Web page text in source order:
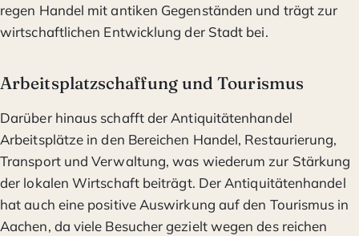
regen Handel mit antiken Gegenständen und trägt zur
wirtschaftlichen Entwicklung der Stadt bei.
Arbeitsplatzschaffung und Tourismus
Darüber hinaus schafft der Antiquitätenhandel
Arbeitsplätze in den Bereichen Handel, Restaurierung,
Transport und Verwaltung, was wiederum zur Stärkung
der lokalen Wirtschaft beiträgt. Der Antiquitätenhandel
hat auch eine positive Auswirkung auf den Tourismus in
Aachen, da viele Besucher gezielt wegen des reichen